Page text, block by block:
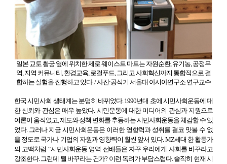
일본 교토 황궁 옆에 위치한 제로 웨이스트 마트는 자원순환, 유기농, 공정무
역, 지역 커뮤니티, 환경교육, 로컬푸드, 그리고 사회혁신까지 통합적으로 결
합하는 실험을 진행하고 있다. / 사진:공석기 서울대 아시아연구소 연구교수
한국 시민사회 생태계는 분명히 바뀌었다. 1990년대 초에 시민사회운동에 대
한 신뢰와 관심은 매우 높았다. 시민운동에 대한 미디어의 관심과 지원으로
여론이 움직였고, 제도와 정책 변화를 추동하는 시민사회운동을 체감할 수 있
었다. 그러나 지금 시민사회운동은 이러한 영향력과 성취를 결코 맛볼 수 없
을 정도로 국가나 기업의 자원과 영향력이 훨씬 앞서 있다. MZ세대 한 활동가
의 고백처럼 “시민사회운동 영역 선배들은 자꾸 우리에게 사회를 바꾸라고
강조한다. 그런데 뭘 바꾸라는 건가? 이런 독려가 부담스럽다. 솔직히 현재 시